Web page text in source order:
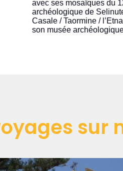
avec ses mosaïques du
archéologique de
Casale / Taormine /
son musée
sur